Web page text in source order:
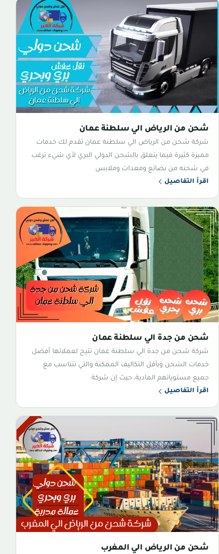
شحن من الرياض الي سلطنة عمان
شركة شحن من الرياض الي سلطنة عمان تقدم لك خدمات
مميزة كثيرة فيما يتعلق بالشحن الدولي البري لأي شيء ترغب
في شحنه من بضائع ومعدات وملابس
اقرأ التفاصيل
شحن من جدة الي سلطنة عمان
شركة شحن من جدة الي سلطنة عمان تتيح لعملائها أفضل
خدمات الشحن وبأقل التكاليف الممكنة والتي تتناسب مع
جميع مستوياتهم المادية، حيث إن شركة
اقرأ التفاصيل
شحن من الرياض الي المغرب